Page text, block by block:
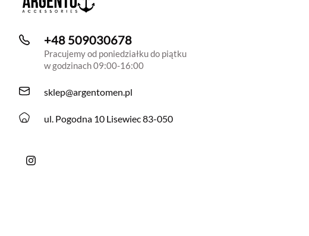
+48 509030678
Pracujemy od poniedziałku do piątku
w godzinach 09:00-16:00
sklep@argentomen.pl
ul. Pogodna 10 Lisewiec 83-050